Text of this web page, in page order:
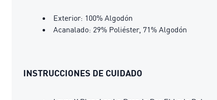
Exterior: 100% Algodón
Acanalado: 29% Poliéster, 71% Algodón
INSTRUCCIONES DE CUIDADO